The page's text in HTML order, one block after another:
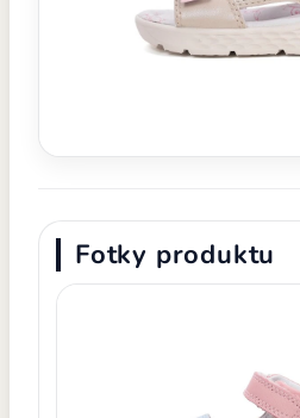
Fotky produktu